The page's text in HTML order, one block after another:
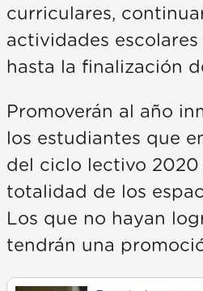
curriculares,
actividades
hasta la finalización
Promoverán al año
los estudiantes que
del ciclo lectivo 2020
totalidad de los
Los que no hayan
tendrán una